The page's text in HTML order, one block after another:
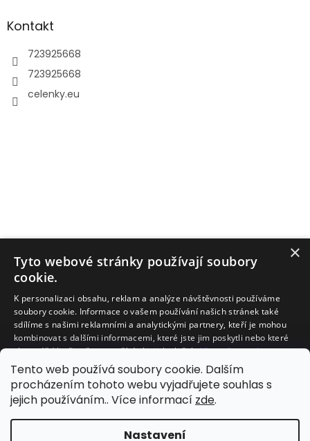
Tento web používá soubory cookie. Dalším
procházením tohoto webu vyjadřujete souhlas s
jejich používáním.. Více informací zde.
Nastavení
Kontakt
723925668
723925668
celenky.eu
Facebook
×
Tyto webové stránky používají soubory
cookie.
K personalizaci obsahu, reklam a analýze návštěvnosti používáme
soubory cookie. Informace o vašem používání našich stránek také
sdílíme s našimi reklamními a analytickými partnery, kteří je mohou
kombinovat s dalšími informacemi, které jste jim poskytli nebo které
shromáždili při vašem používání jejich služeb.Více informací
NEZBYTNĚ NUTNÉ SOUBORY
VÝKONOVÉ SOUBORY SOUBORY CÍLENÍ
FUNKČNÍ SOUBORY